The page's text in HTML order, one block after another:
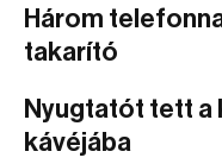
Három
takarító
Nyugtatót tett a
kávéjába